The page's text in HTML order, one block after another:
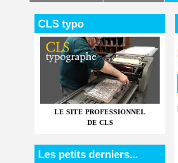
CLS typo
LE SITE PROFESSIONNEL
DE CLS
Les petits derniers...